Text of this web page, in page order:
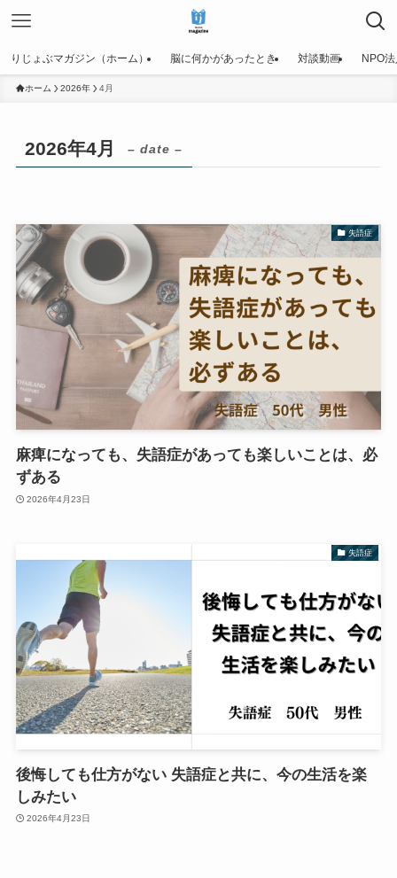
りじょぶマガジン（ホーム） 脳に何かがあったとき 対談動画 NPO
ホーム 2026年 4月
2026年4月 – date –
失語症
麻痺になっても、失語症があっても楽しいことは、必
ずある
2026年4月23日
失語症
後悔しても仕方がない 失語症と共に、今の生活を楽
しみたい
2026年4月23日